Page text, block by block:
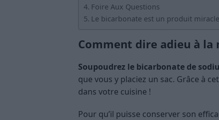
Foire Aux Questions
Le bicarbonate est un produit miracle
Comment dire adieu à la
Soupoudrez le bicarbonate de
que vous y placiez un sac. Grâce à
dans votre cuisine !
Pour qu’il puisse conserver son